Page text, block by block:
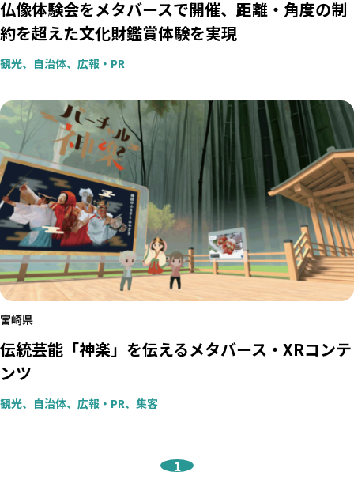
仏像体験会をメタバースで開催、距離・角度の制
約を超えた文化財鑑賞体験を実現
観光、自治体、広報・PR
宮崎県
伝統芸能「神楽」を伝えるメタバース・XRコンテ
ンツ
観光、自治体、広報・PR、集客
1